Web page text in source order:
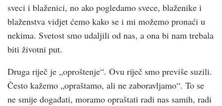
sveci i blaženici, no ako pogledamo svece, blaženike i
blaženstva vidjet ćemo kako se i mi možemo pronaći u
nekima. Svetost smo udaljili od nas, a ona bi nam trebala
biti životni put.
Druga riječ je „oproštenje“. Ovu riječ smo previše suzili.
Često kažemo „opraštamo, ali ne zaboravljamo“. To se
ne smije događati, moramo opraštati radi nas samih, radi